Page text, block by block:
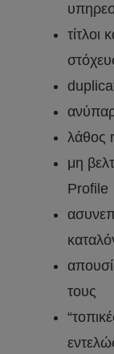
λάθος
μη
Profile
τους